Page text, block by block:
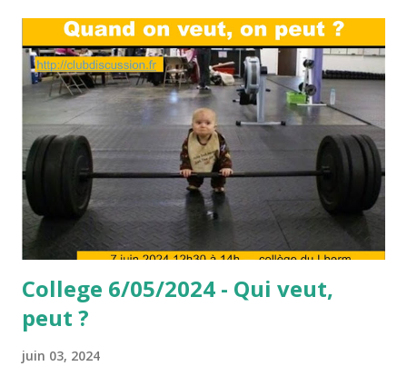
College 6/05/2024 - Qui veut,
peut ?
juin 03, 2024